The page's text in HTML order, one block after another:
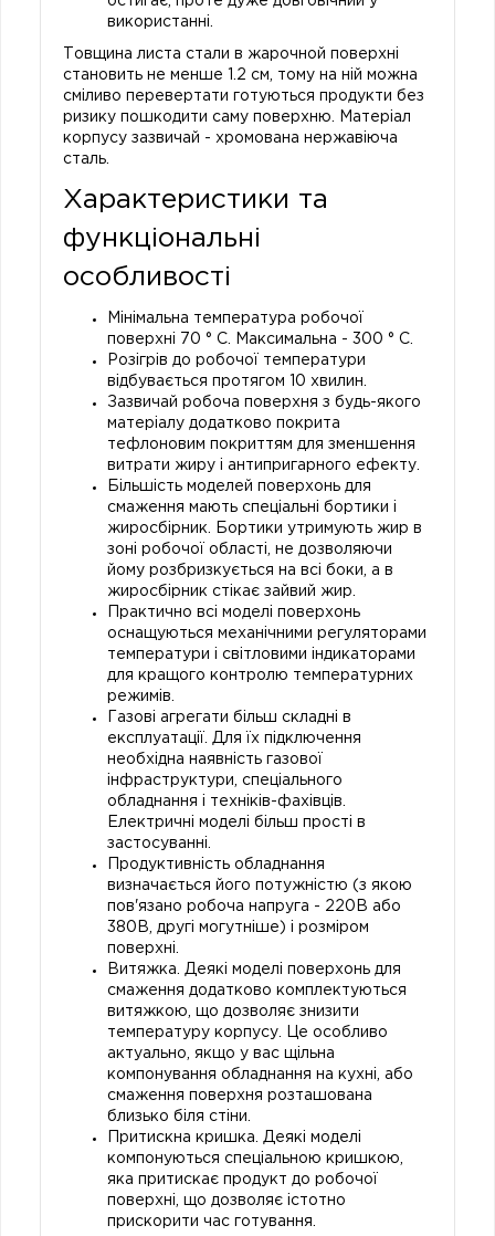
використанні.
Товщина листа стали в жарочной поверхні
становить не менше 1.2 см, тому на ній можна
сміливо перевертати готуються продукти без
ризику пошкодити саму поверхню. Матеріал
корпусу зазвичай - хромована нержавіюча
сталь.
Характеристики та
функціональні
особливості
Мінімальна температура робочої
поверхні 70 ° С. Максимальна - 300 ° С.
Розігрів до робочої температури
відбувається протягом 10 хвилин.
Зазвичай робоча поверхня з будь-якого
матеріалу додатково покрита
тефлоновим покриттям для зменшення
витрати жиру і антипригарного ефекту.
Більшість моделей поверхонь для
смаження мають спеціальні бортики і
жиросбірник. Бортики утримують жир в
зоні робочої області, не дозволяючи
йому розбризкується на всі боки, а в
жиросбірник стікає зайвий жир.
Практично всі моделі поверхонь
оснащуються механічними регуляторами
температури і світловими індикаторами
для кращого контролю температурних
режимів.
Газові агрегати більш складні в
експлуатації. Для їх підключення
необхідна наявність газової
інфраструктури, спеціального
обладнання і техніків-фахівців.
Електричні моделі більш прості в
застосуванні.
Продуктивність обладнання
визначається його потужністю (з якою
пов'язано робоча напруга - 220В або
380В, другі могутніше) і розміром
поверхні.
Витяжка. Деякі моделі поверхонь для
смаження додатково комплектуються
витяжкою, що дозволяє знизити
температуру корпусу. Це особливо
актуально, якщо у вас щільна
компонування обладнання на кухні, або
смаження поверхня розташована
близько біля стіни.
Притискна кришка. Деякі моделі
компонуються спеціальною кришкою,
яка притискає продукт до робочої
поверхні, що дозволяє істотно
прискорити час готування.